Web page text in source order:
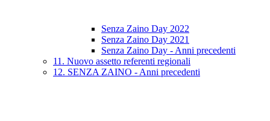
Senza Zaino Day 2022
Senza Zaino Day 2021
Senza Zaino Day - Anni precedenti
11. Nuovo assetto referenti regionali
12. SENZA ZAINO - Anni precedenti